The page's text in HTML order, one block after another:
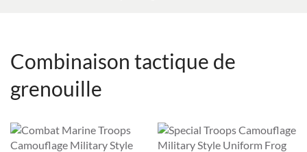
Combinaison tactique de
grenouille